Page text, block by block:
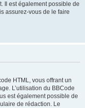
Il est également possible de
assurez-vous de le faire
HTML, vous offrant un
L’utilisation du BBCode
est également possible de
de rédaction. Le